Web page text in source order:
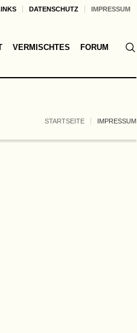
DATENSCHUTZ IMPRESSUM
VERMISCHTES FORUM
STARTSEITE IMPRESSUM